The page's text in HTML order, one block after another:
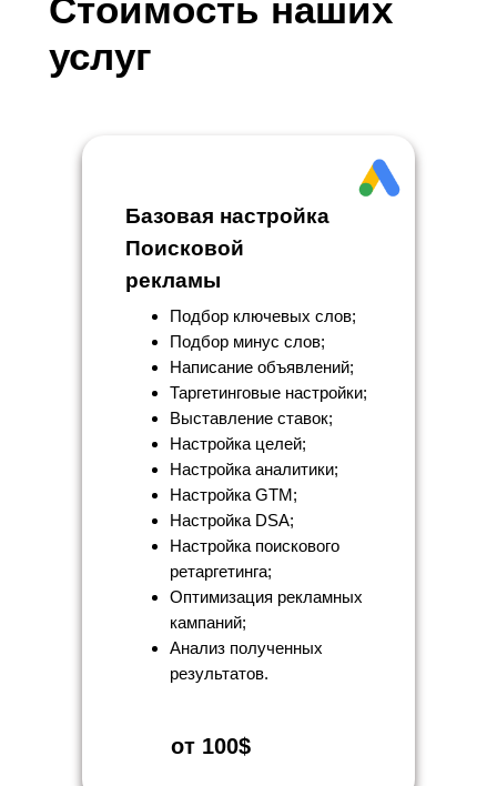
Стоимость наших
услуг
Подбор ключевых слов;
Подбор минус слов;
Написание объявлений;
Таргетинговые настройки;
Выставление ставок;
Настройка целей;
Настройка аналитики;
Настройка GTM;
Настройка DSA;
Настройка поискового
ретаргетинга;
Оптимизация рекламных
кампаний;
Анализ полученных
результатов.
Базовая настройка
Поисковой
рекламы
от 100$